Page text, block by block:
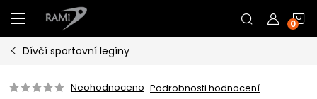
na
obsah
Dívčí sportovní legíny
Neohodnoceno Podrobnosti hodnocení